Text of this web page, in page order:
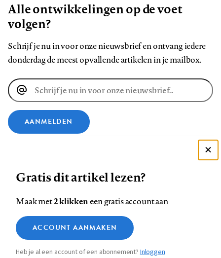
Alle ontwikkelingen op de voet
volgen?
Schrijf je nu in voor onze nieuwsbrief en ontvang iedere
donderdag de meest opvallende artikelen in je mailbox.
E-
mailadres
AANMELDEN
ons
op
Facebook
ons
op
LinkedIn
ons
op
Bluesky
ons
op
Instagram
ons
op
YouTube
ons
Footer
navigation
Contact Colofon Disclaimer Privacy
Medische vragen verdienen
betrouwbare antwoorden
Gratis dit artikel lezen?
Maak met2 klikkeneen gratis account aan
ACCOUNT AANMAKEN
Heb je al een account of een abonnement?Inloggen
Zie onze cookie policy
Analytische cookies
Marketing cookies